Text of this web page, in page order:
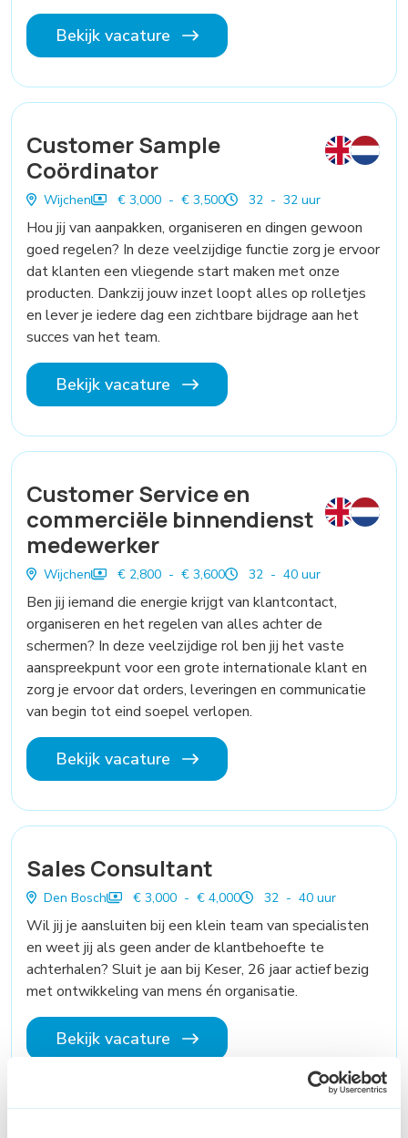
Bekijk vacature
Customer Sample
Coördinator
Wijchen € 3,000 - € 3,500 32 - 32 uur
Hou jij van aanpakken, organiseren en dingen gewoon
goed regelen? In deze veelzijdige functie zorg je ervoor
dat klanten een vliegende start maken met onze
producten. Dankzij jouw inzet loopt alles op rolletjes
en lever je iedere dag een zichtbare bijdrage aan het
succes van het team.
Bekijk vacature
Customer Service en
commerciële binnendienst
medewerker
Wijchen € 2,800 - € 3,600 32 - 40 uur
Ben jij iemand die energie krijgt van klantcontact,
organiseren en het regelen van alles achter de
schermen? In deze veelzijdige rol ben jij het vaste
aanspreekpunt voor een grote internationale klant en
zorg je ervoor dat orders, leveringen en communicatie
van begin tot eind soepel verlopen.
Bekijk vacature
Sales Consultant
Den Bosch € 3,000 - € 4,000 32 - 40 uur
Wil jij je aansluiten bij een klein team van specialisten
en weet jij als geen ander de klantbehoefte te
achterhalen? Sluit je aan bij Keser, 26 jaar actief bezig
met ontwikkeling van mens én organisatie.
Bekijk vacature